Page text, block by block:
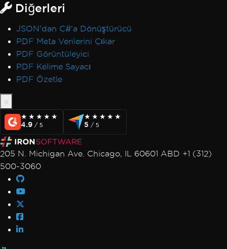
Diğerleri
JSON'dan C#'a Dönüştürücü
PDF Meta Verilerini Çıkar
PDF Görüntüleyici
PDF Kelime Sayacı
PDF Özetle
★★★★★
★★★★★
4.9 / 5
★★★★★
★★★★★
5 / 5
205 N. Michigan Ave. Chicago, IL 60601 ABD +1 (312)
500-3060